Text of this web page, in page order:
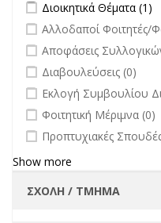
Apply Διοικητικά
Διοικητικά Θέματα (1)
undefined
Αλλοδαποί Φοιτητές/
undefined
Αποφάσεις
undefined
Διαβουλεύσεις (0)
undefined
Εκλογή Συμβουλίου
undefined
Φοιτητική Μέριμνα (0)
undefined
Προπτυχιακές
Show more